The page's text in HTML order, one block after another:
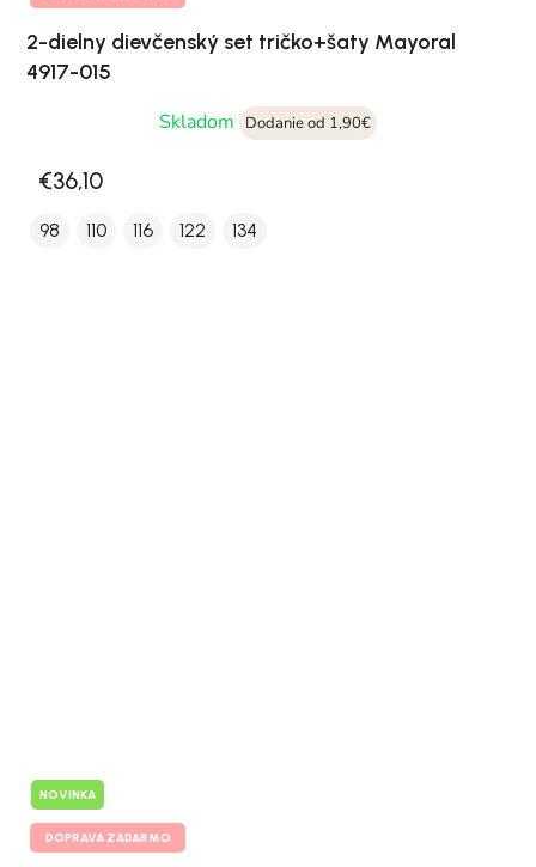
2-dielny dievčenský set tričko+šaty Mayoral
4917-015
Skladom
Dodanie od 1,90€
€36,10
98 110 116 122 134
NOVINKA
DOPRAVA ZADARMO